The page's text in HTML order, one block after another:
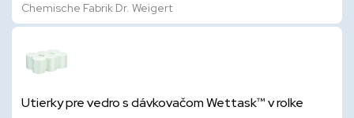
Chemische Fabrik Dr. Weigert
Utierky pre vedro s dávkovačom Wettask™ v rolke